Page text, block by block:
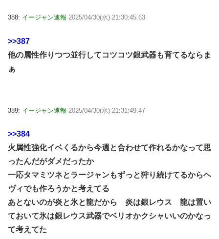
388: イージャン速報 2025/04/30(水) 21:30:45.63
>>387
他の属性作りつつ並行してコツコツ銀武器も育てるならま
ぁ
389: イージャン速報 2025/04/30(水) 21:31:49.47
>>384
火属性強化イベくるから今週と合わせて作れるかなって思
ったんだがダメだったか
一応タマミツネとラージャンもずっと狩り続けてるからヘ
ヴィでも作ろうかと考えてる
あとないのが炎と氷と龍だから 炎は銀レウス 龍は置い
ておいて氷は銀レウス武器でベリオかクシャいいのかなっ
て考えてた